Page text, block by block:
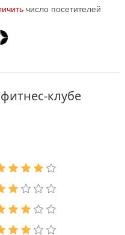
число посетителей
клубе